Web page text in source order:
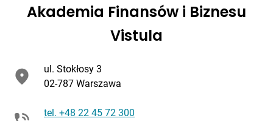
Akademia Finansów i Biznesu
Vistula
ul. Stokłosy 3
02-787 Warszawa
tel. +48 22 45 72 300